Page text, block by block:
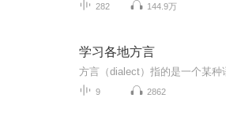
282 144.9万
学习各地方言
9 2862